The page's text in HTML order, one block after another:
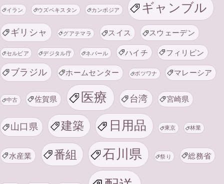
イラン ウズベキスタン カンボジア ギャンブル
ギリシャ グアテマラ スイス スウェーデン
セルビア デジタル庁 ネパール ハイチ フィリピン
ブラジル ホームセンター ボツワナ マレーシア
中古 佐賀県 医療 台湾 宮崎県
山口県 建築 日用品 東京 林業
水産業 番組 石川県 祭り 総務省